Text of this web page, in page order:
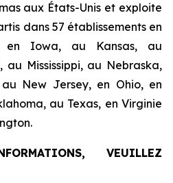
aux États-Unis et exploite
dans 57 établissements en
en Iowa, au Kansas, au
au Mississippi, au Nebraska,
New Jersey, en Ohio, en
au Texas, en Virginie
VEUILLEZ